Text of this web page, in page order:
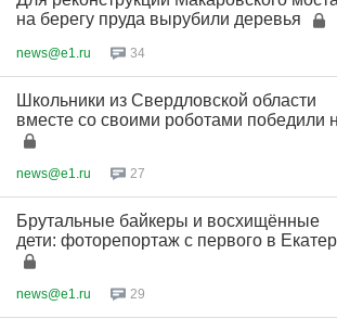
на берегу пруда вырубили деревья
news@e1.ru 34
Школьники из Свердловской области
вместе со своими роботами победили н
news@e1.ru 27
Брутальные байкеры и восхищённые
дети: фоторепортаж с первого в Екатер
news@e1.ru 29